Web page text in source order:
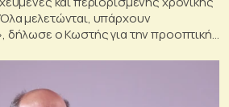
μελετώνται, υπάρχουν
δήλωσε ο Κωστής για την προοπτική